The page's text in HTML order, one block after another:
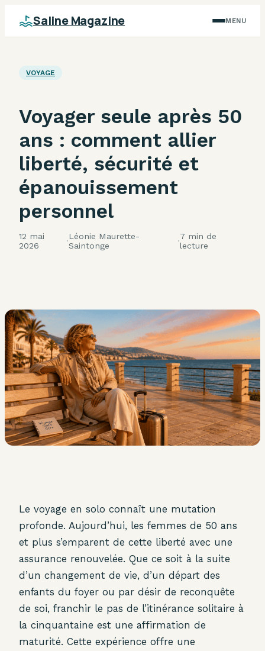
Saline Magazine MENU
VOYAGE
Voyager seule après 50
ans : comment allier
liberté, sécurité et
épanouissement
personnel
12 mai
2026
·Léonie Maurette-
Saintonge
·7 min de
lecture
Le voyage en solo connaît une mutation
profonde. Aujourd’hui, les femmes de 50 ans
et plus s’emparent de cette liberté avec une
assurance renouvelée. Que ce soit à la suite
d’un changement de vie, d’un départ des
enfants du foyer ou par désir de reconquête
de soi, franchir le pas de l’itinérance solitaire à
la cinquantaine est une affirmation de
maturité. Cette expérience offre une